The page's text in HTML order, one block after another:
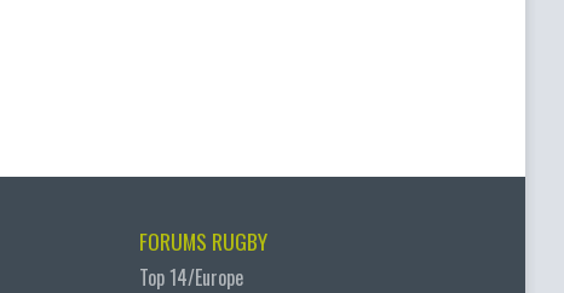
FORUMS RUGBY
Top 14/Europe